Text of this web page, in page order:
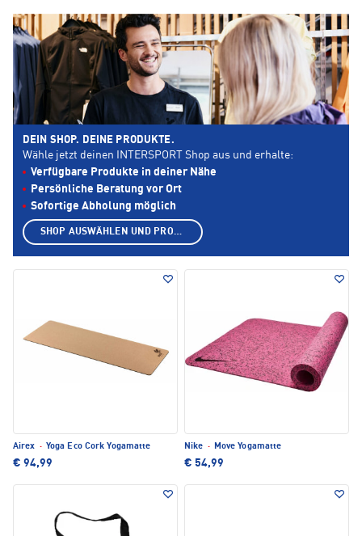
Airex · Yoga Eco Cork Yogamatte
€ 94,99
Nike · Move Yogamatte
€ 54,99
DEIN SHOP. DEINE PRODUKTE.
Wähle jetzt deinen INTERSPORT Shop aus und erhalte:
Verfügbare Produkte in deiner Nähe
Persönliche Beratung vor Ort
Sofortige Abholung möglich
SHOP AUSWÄHLEN UND PRODUKTE ANZEIGEN